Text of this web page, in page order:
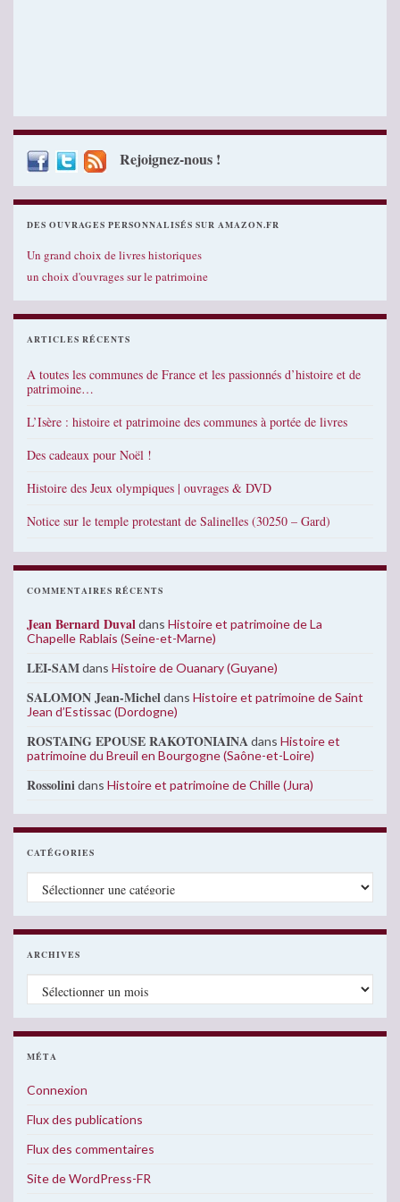
Rejoignez-nous !
DES OUVRAGES PERSONNALISÉS SUR AMAZON.FR
Un grand choix de livres historiques
un choix d'ouvrages sur le patrimoine
ARTICLES RÉCENTS
A toutes les communes de France et les passionnés d’histoire et de
patrimoine…
L’Isère : histoire et patrimoine des communes à portée de livres
Des cadeaux pour Noël !
Histoire des Jeux olympiques | ouvrages & DVD
Notice sur le temple protestant de Salinelles (30250 – Gard)
COMMENTAIRES RÉCENTS
Jean Bernard Duvaldans Histoire et patrimoine de La
Chapelle Rablais (Seine-et-Marne)
LEI-SAMdans Histoire de Ouanary (Guyane)
SALOMON Jean-Micheldans Histoire et patrimoine de Saint
Jean d’Estissac (Dordogne)
ROSTAING EPOUSE RAKOTONIAINAdans Histoire et
patrimoine du Breuil en Bourgogne (Saône-et-Loire)
Rossolinidans Histoire et patrimoine de Chille (Jura)
CATÉGORIES
Catégories
ARCHIVES
Archives
MÉTA
Connexion
Flux des publications
Flux des commentaires
Site de WordPress-FR